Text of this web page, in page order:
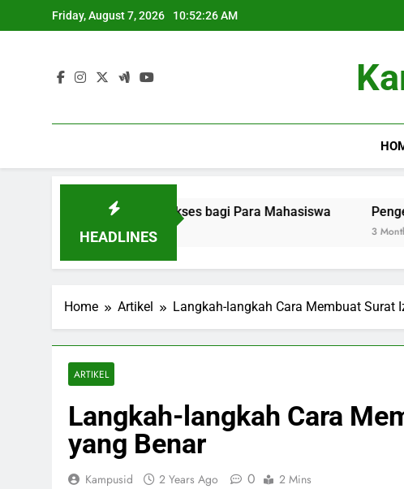
to
Friday, August 7, 2026 10:52:26 AM
HEADLINES
Strategi Sukses bagi Para Mahasiswa
3 Months Ago
Home Artikel Langkah-langkah Cara Membuat Surat
ARTIKEL
Langkah-langkah Cara
yang Benar
Kampusid 2 Years Ago 0 2 Mins